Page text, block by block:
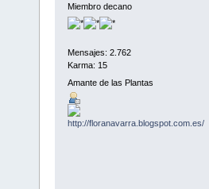
Miembro decano
Mensajes: 2.762
Karma: 15
Amante de las Plantas